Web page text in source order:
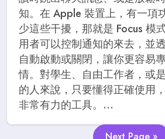
知。在 Apple 裝置上，有一項
少這些干擾，那就是 Focus 模
用者可以控制通知的來去，並
自動啟動或關閉，讓你更容易
情。對學生、自由工作者，或
的人來說，只要懂得正確使用
非常有力的工具。...